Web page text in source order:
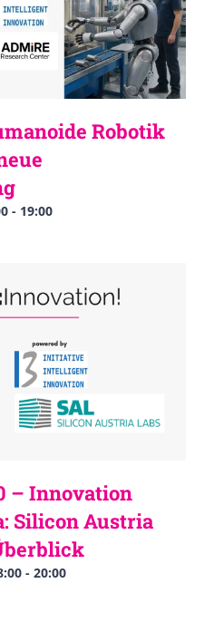
Robotik
- 19:00
– Innovation
Silicon Austria
- 20:00